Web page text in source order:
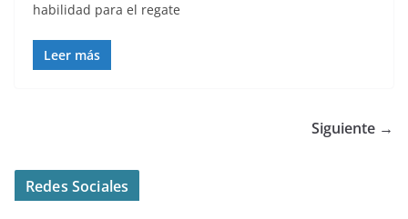
habilidad para el regate
Leer más
Siguiente →
Redes Sociales